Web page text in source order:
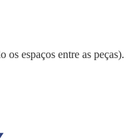
espaços entre as peças).